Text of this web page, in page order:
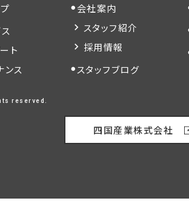
ト
ンス
会社案内
スタッフ紹介
採用情報
スタッフブログ
reserved.
四国産業株式会社